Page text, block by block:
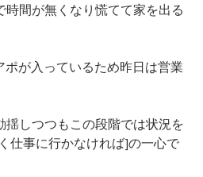
時間が無くなり慌てて家を出る
が入っているため昨日は営業
揺しつつもこの段階では状況を
仕事に行かなければ]の一心で